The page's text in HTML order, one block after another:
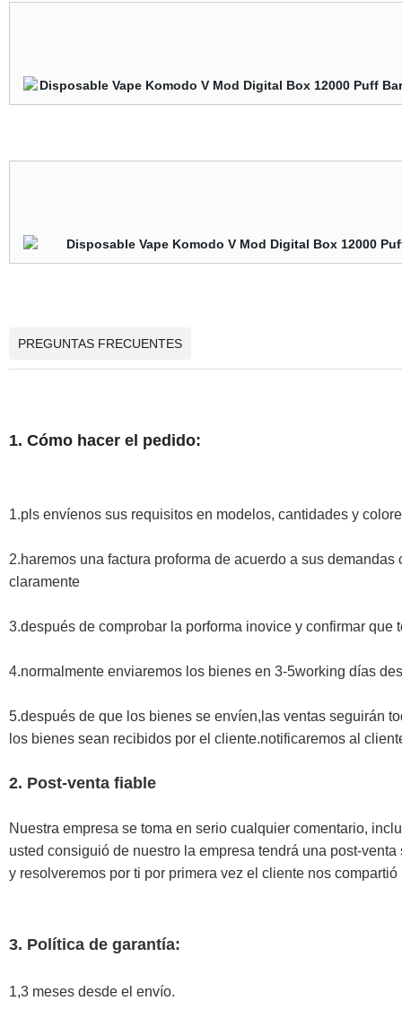
PREGUNTAS FRECUENTES
1. Cómo hacer el pedido:
1.pls envíenos sus requisitos en modelos, cantidades y
2.haremos una factura proforma de acuerdo a sus
claramente
3.después de comprobar la porforma inovice y confirmar
4.normalmente enviaremos los bienes en 3-5working días
5.después de que los bienes se envíen,las ventas seguirán
los bienes sean recibidos por el cliente.notificaremos al
2. Post-venta fiable
Nuestra empresa se toma en serio cualquier comentario,
usted consiguió de nuestro la empresa tendrá una post-
y resolveremos por ti por primera vez el cliente nos compartió
3. Política de garantía:
1,3 meses desde el envío.